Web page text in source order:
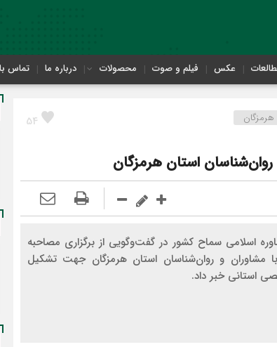
عکس فیلم و صوت محصولات درباره ما تماس
54 هرمزگان
استان هرمزگان
اسلامی سماح کشور در گفت‌وگویی از برگزاری مصاحبه
مشاوران و روان‌شناسان استان هرمزگان جهت تشکیل
استانی خبر داد.